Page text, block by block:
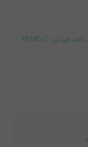
,
کاغذ خردکن REMO C-